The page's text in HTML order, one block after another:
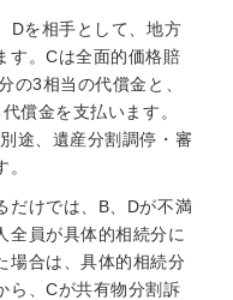
Dを相手として、地方
す。Cは全面的価格賠
の3相当の代償金と、
償金を支払います。
途、遺産分割調停・審
だけでは、B、Dが不満
全員が具体的相続分に
場合は、具体的相続分
ら、Cが共有物分割訴